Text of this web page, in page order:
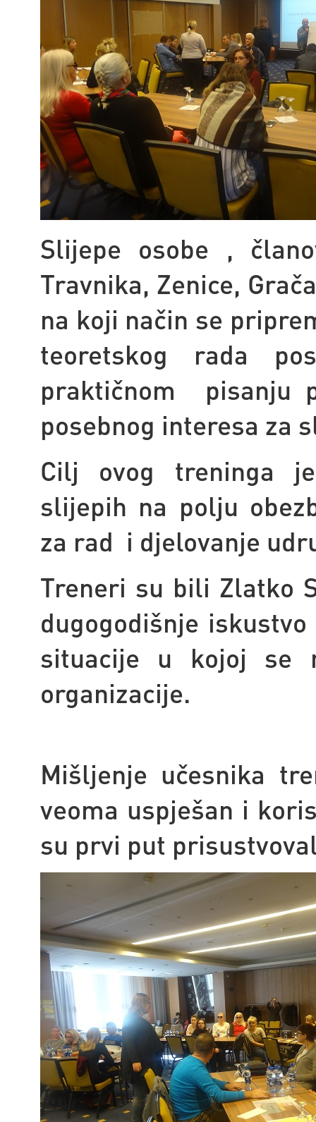
Slijepe osobe ,
Travnika, Zenice,
na koji način se
teoretskog rada
praktičnom pisanju
posebnog interesa za
Cilj ovog treninga
slijepih na polju
za rad i djelovanje
Treneri su bili Zlatko
dugogodišnje
situacije u kojoj se
organizacije.
Mišljenje učesnika
veoma uspješan i
su prvi put